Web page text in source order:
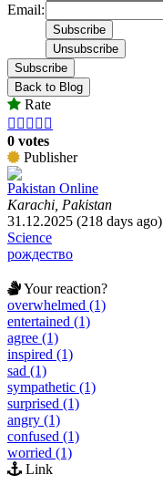
Email:
Subscribe
Back to Blog
Rate
    
0 votes
Publisher
Pakistan Online
Karachi, Pakistan
31.12.2025 (218 days ago)
Science
рождество
Your reaction?
overwhelmed (1)
entertained (1)
agree (1)
inspired (1)
sad (1)
sympathetic (1)
surprised (1)
angry (1)
confused (1)
worried (1)
Link